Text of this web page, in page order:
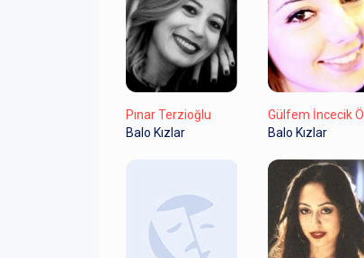
Pınar Terzioğlu
Balo Kızlar
Balo Kızlar